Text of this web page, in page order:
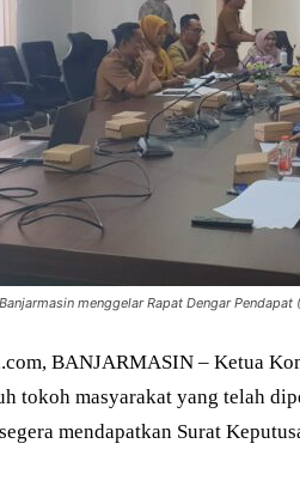
menggelar Rapat Dengar
BANJARMASIN – Ketua
tokoh masyarakat yang telah
mendapatkan Surat